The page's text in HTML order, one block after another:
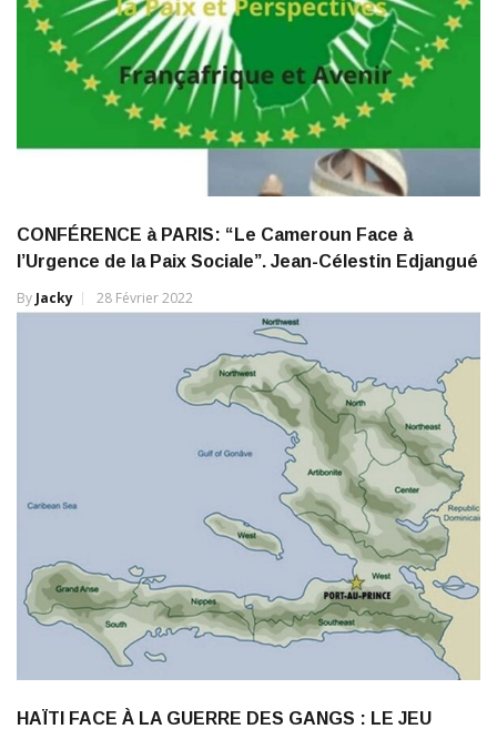
CONFÉRENCE à PARIS: “Le Cameroun Face à
l’Urgence de la Paix Sociale”. Jean-Célestin Edjangué
By Jacky 28 Février 2022
HAÏTI FACE À LA GUERRE DES GANGS : LE JEU